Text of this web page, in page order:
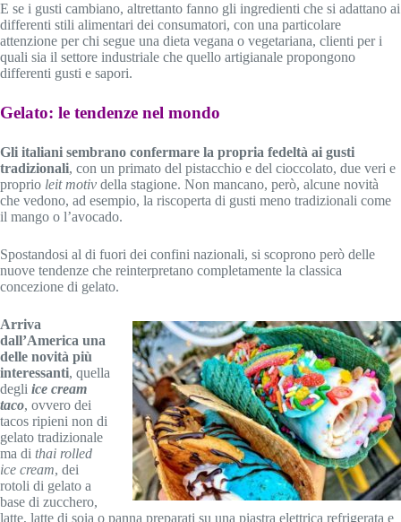
E se i gusti cambiano, altrettanto fanno gli ingredienti che si adattano ai
differenti stili alimentari dei consumatori, con una particolare
attenzione per chi segue una dieta vegana o vegetariana, clienti per i
quali sia il settore industriale che quello artigianale propongono
differenti gusti e sapori.
Gelato: le tendenze nel mondo
Gli italiani sembrano confermare la propria fedeltà ai gusti
tradizionali, con un primato del pistacchio e del cioccolato, due veri e
proprio leit motiv della stagione. Non mancano, però, alcune novità
che vedono, ad esempio, la riscoperta di gusti meno tradizionali come
il mango o l’avocado.
Spostandosi al di fuori dei confini nazionali, si scoprono però delle
nuove tendenze che reinterpretano completamente la classica
concezione di gelato.
Arriva
dall’America una
delle novità più
interessanti, quella
degli ice cream
taco, ovvero dei
tacos ripieni non di
gelato tradizionale
ma di thai rolled
ice cream, dei
rotoli di gelato a
base di zucchero,
latte, latte di soia o panna preparati su una piastra elettrica refrigerata e